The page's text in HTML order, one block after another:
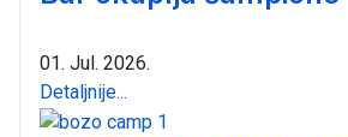
01. Jul. 2026.
Detaljnije...